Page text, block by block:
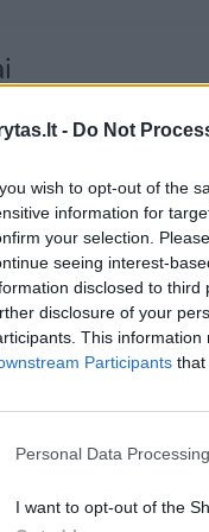
- Do Not
wish to opt-out of the
information for
your selection.
seeing interest-
disclosed to
disclosure of your
This
Participants that
Personal Data
I want to opt-out of the
Legendinio
baro pastato
nebeliks –
viešbutį